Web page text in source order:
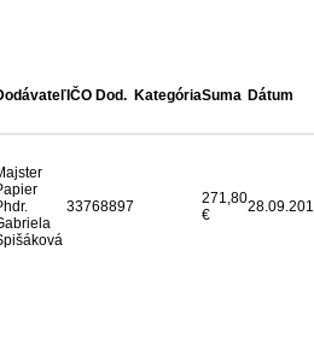
IČO Dod. KategóriaSuma Dátum
33768897
271,80
€